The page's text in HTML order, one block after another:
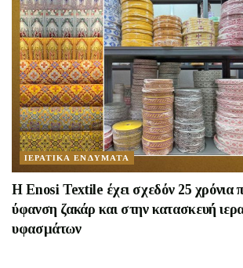
ΙΕΡΑΤΙΚΑ ΕΝΔΥΜΑΤΑ
Η Enosi Textile έχει σχεδόν 25 χρόνια
ύφανση ζακάρ και στην κατασκευή
υφασμάτων